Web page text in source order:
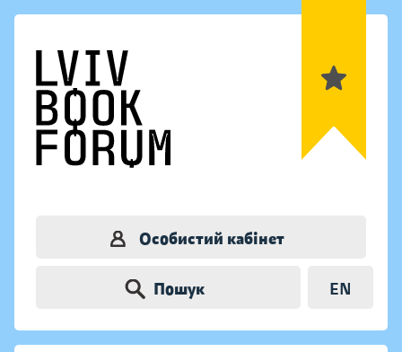
Особистий кабінет
Пошук EN